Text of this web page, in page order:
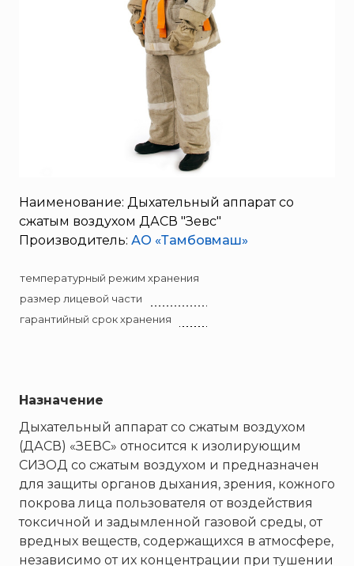
Полумаски фильтрующие промышленные
Изолирующие СИЗОД
Полумаски фильтрующие гражданские
Комплектующие и принадлежности
«Шанс»
АО «КОРПОРАЦИЯ
«РОСХИМЗАЩИТА»
АРТИ
Болид
Диапазон+
Ермак
ЕСО
ИВС-Сигналспецавтоматика
ИНЕЙ
Квазар
Коруфайер
Наименование: Дыхательный аппарат со
сжатым воздухом ДАСВ "Зевс"
Производитель: АО «Тамбовмаш»
температурный режим хранения
размер лицевой части
гарантийный срок хранения
Назначение
Дыхательный аппарат со сжатым воздухом
(ДАСВ) «ЗЕВС» относится к изолирующим
СИЗОД со сжатым воздухом и предназначен
для защиты органов дыхания, зрения, кожного
покрова лица пользователя от воздействия
токсичной и задымленной газовой среды, от
вредных веществ, содержащихся в атмосфере,
независимо от их концентрации при тушении